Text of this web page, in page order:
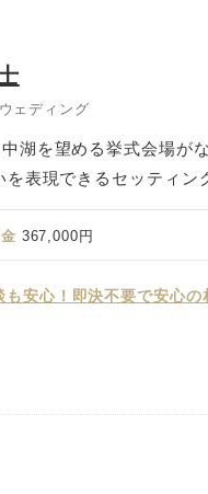
ェディング
湖を望める挙式会場が
表現できるセッティン
１日１組様限定ですの
ただけます。 お打合せ
にお住まいでも安心し
367,000円
も安心！即決不要で安心の